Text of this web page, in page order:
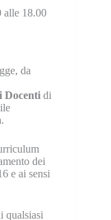
alle 18.00
da
Docenti di
dei
e ai sensi
qualsiasi